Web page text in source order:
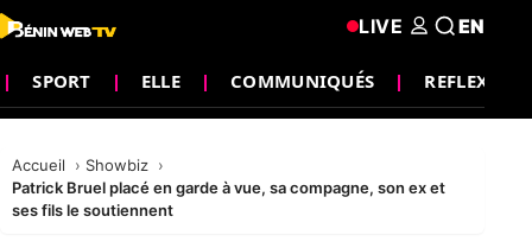
SPORT ELLE COMMUNIQUÉS REFLEXION
LIVE EN
Accueil
Showbiz
Patrick Bruel placé en garde à vue, sa compagne, son ex et
ses fils le soutiennent